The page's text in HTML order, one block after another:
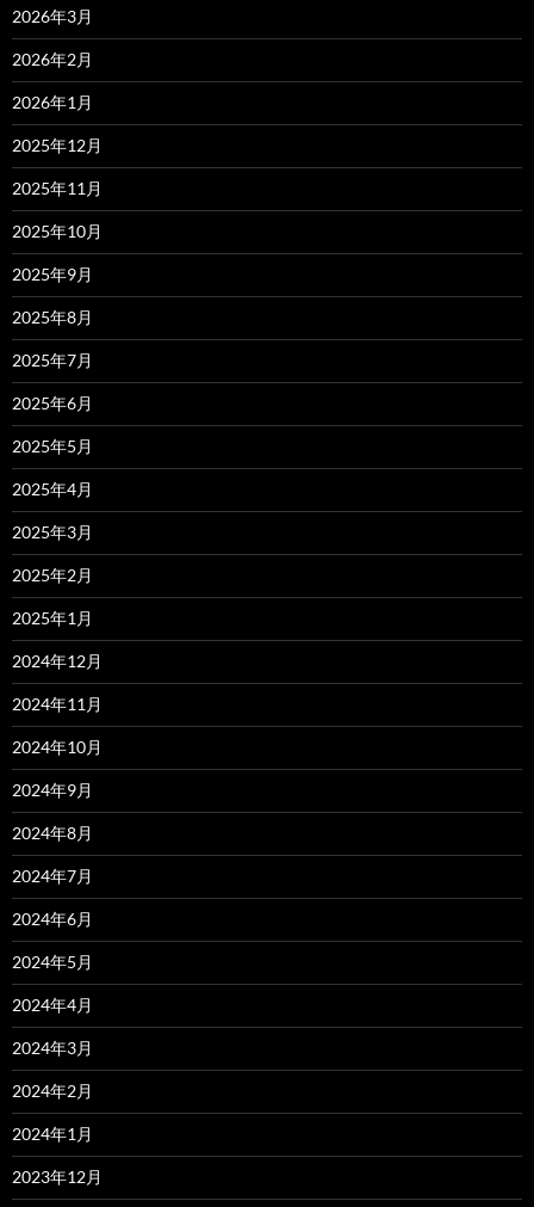
2026年3月
2026年2月
2026年1月
2025年12月
2025年11月
2025年10月
2025年9月
2025年8月
2025年7月
2025年6月
2025年5月
2025年4月
2025年3月
2025年2月
2025年1月
2024年12月
2024年11月
2024年10月
2024年9月
2024年8月
2024年7月
2024年6月
2024年5月
2024年4月
2024年3月
2024年2月
2024年1月
2023年12月